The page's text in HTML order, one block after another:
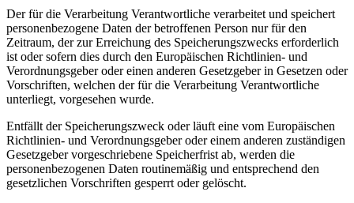
Der für die Verarbeitung Verantwortliche verarbeitet und speichert
personenbezogene Daten der betroffenen Person nur für den
Zeitraum, der zur Erreichung des Speicherungszwecks erforderlich
ist oder sofern dies durch den Europäischen Richtlinien- und
Verordnungsgeber oder einen anderen Gesetzgeber in Gesetzen oder
Vorschriften, welchen der für die Verarbeitung Verantwortliche
unterliegt, vorgesehen wurde.
Entfällt der Speicherungszweck oder läuft eine vom Europäischen
Richtlinien- und Verordnungsgeber oder einem anderen zuständigen
Gesetzgeber vorgeschriebene Speicherfrist ab, werden die
personenbezogenen Daten routinemäßig und entsprechend den
gesetzlichen Vorschriften gesperrt oder gelöscht.